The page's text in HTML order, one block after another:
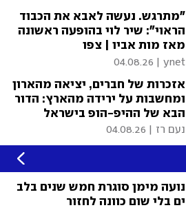
״מתרגש. נעשה לאבא את הכבוד
הראוי״: שיר לוי בהופעה ראשונה
מאז מות אביו | צפו
ynet
04.08.26
אזכרות של חברים, יציאה מהארון
ומחשבות על ירידה מהארץ: הדור
הבא של ההיפ-הופ בישראל
נעם רז 04.08.26
נועה מימן סוגרת חמש שנים בלב
ים בלי שום כוונה לחזור